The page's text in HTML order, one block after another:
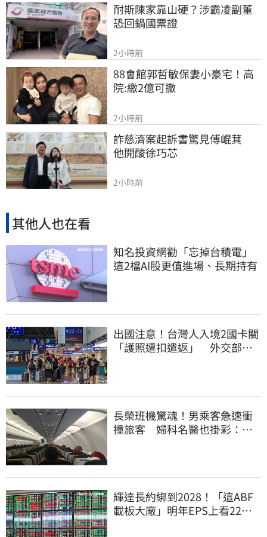
耐斯陳家靠山硬？涉霸凌副董
恐回鍋國票證
2小時前
88會館郭哲敏保妻小豪宅！高
院:繳2億可撤
2小時前
詐慈濟案起訴書驚見傅崐萁
他開酸徐巧芯
2小時前
其他人也在看
知名投資網勸「忘掉台積電」
這2檔AI股更值進場、長期持有
出國注意！台灣人入境2國卡關
「護照遭扣遣返」 外交部證
長榮班機驚魂！男乘客急速衝
撞旅客 婦科名醫也掛彩：全
輝達長約綁到2028！「這ABF
載板大廠」明年EPS上看22